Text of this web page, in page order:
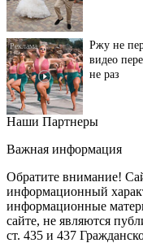
Ржу не
видео
не раз
Почему вы
купленный
Ролик из
будете
Наши Партнеры
Важная информация
Обратите внимание!
информационный
информационные
сайте, не являются
ст. 435 и 437